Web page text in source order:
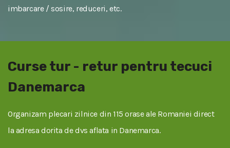
imbarcare / sosire, reduceri, etc.
Curse tur - retur pentru tecuci
Danemarca
Organizam plecari zilnice din 115 orase ale Romaniei direct
la adresa dorita de dvs aflata in Danemarca.